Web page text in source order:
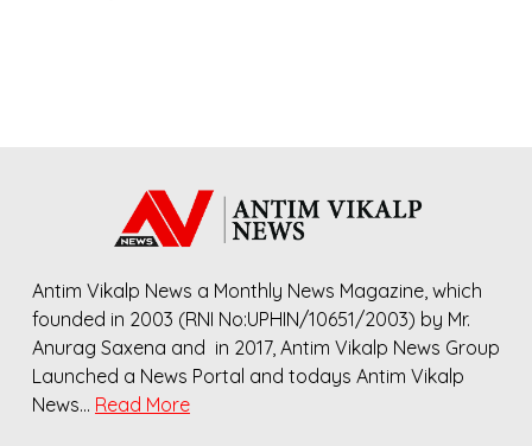
Antim Vikalp News a Monthly News Magazine, which
founded in 2003 (RNI No:UPHIN/10651/2003) by Mr.
Anurag Saxena and in 2017, Antim Vikalp News Group
Launched a News Portal and todays Antim Vikalp
News… Read More